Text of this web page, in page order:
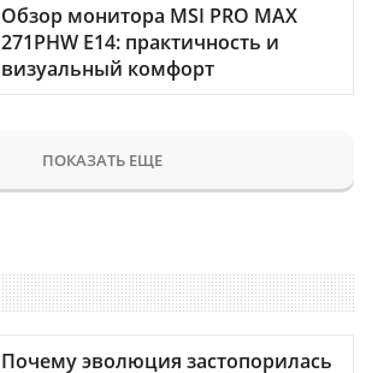
Обзор монитора MSI PRO MAX
271PHW E14: практичность и
визуальный комфорт
ПОКАЗАТЬ ЕЩЕ
Почему эволюция застопорилась